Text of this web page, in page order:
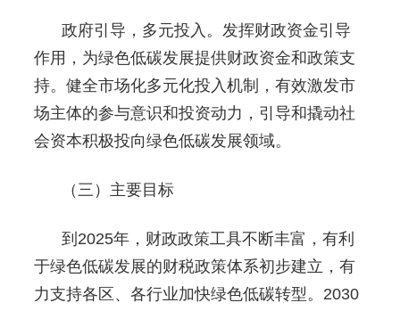
政府引导，多元投入。发挥财政资金引导
作用，为绿色低碳发展提供财政资金和政策支
持。健全市场化多元化投入机制，有效激发市
场主体的参与意识和投资动力，引导和撬动社
会资本积极投向绿色低碳发展领域。
（三）主要目标
到2025年，财政政策工具不断丰富，有利
于绿色低碳发展的财税政策体系初步建立，有
力支持各区、各行业加快绿色低碳转型。2030